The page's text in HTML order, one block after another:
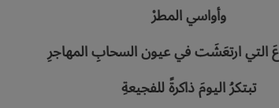
وأواسي‭ ‬المطرْ
تبتكرُ‭ ‬اليومَ‭ ‬ذاكرةً‭ ‬للفجيعةِ